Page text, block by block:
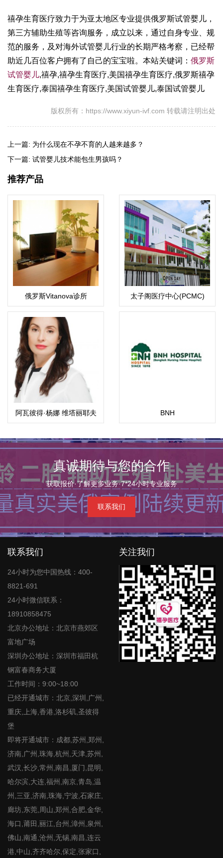
禧孕生育医疗致力于为亚太地区专业提供俄罗斯试管婴儿，
第三方辅助生殖等咨询服务，成立以来，通过自身专业、规
范的服务，及对海外试管婴儿行业的长期严格考察，已经帮
助近几百位客户拥有了自己的宝宝啦。本站关键词： 俄罗斯
试管婴儿,禧孕,禧孕生育医疗,美国禧孕生育医疗,俄罗斯禧孕
生育医疗,泰国禧孕生育医疗,美国试管婴儿,泰国试管婴儿
版权所有：https://www.xiyun-ivf.com 转载请注明出处
上一篇: 为什么现在不孕不育的人越来越多？
下一篇: 试管婴儿技术能包生男孩吗？
推荐产品
俄罗斯Vitanova诊所 太子阁医疗中心(PCMC)
阿瓦彼得·杨娜 维塔丽耶夫
娜(Yana ByanKina)
BNH
真诚期待与您的合作
获取报价·了解更多业务·7*24小时专业服务
联系我们
联系我们
24小时为您中国热线：400-
8821-691
24小时微信联系：
18910858475
北京办公地址：北京市燕郊区
富地广场
深圳办公地址：深圳市福田杭
钢富春商务大厦
工作时间：9:00~18:00
已经开通城市：北京,深圳,广州,
重庆,上海,香港,洛杉矶,圣彼得
堡
即将开通城市：成都,苏州,郑州,
济南,广州,珠海,杭州,天津,苏州,
武汉,长沙,常州,南昌,厦门,昆明,
哈尔滨,大连,福州,南京,青岛,温
州,三亚,济南,珠海,宁波,石家庄,
廊坊,东莞,周山,郑州,合肥,金华,
海口,莆田,丽江,台州,漳州,泉州,
佛山,南通,沧州,无锡,南昌,连云
港,中山,齐齐哈尔,保定,张家口,
关注我们